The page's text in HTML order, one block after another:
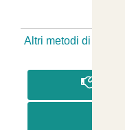
Altri metodi di